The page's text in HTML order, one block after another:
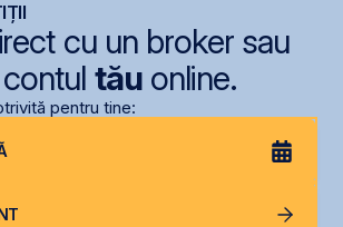
cu un broker sau
tăuonline.
pentru tine: